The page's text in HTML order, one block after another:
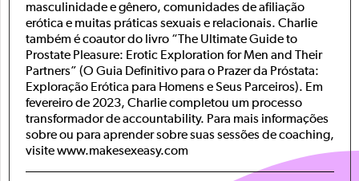
masculinidade e gênero, comunidades de afiliação
erótica e muitas práticas sexuais e relacionais. Charlie
também é coautor do livro “The Ultimate Guide to
Prostate Pleasure: Erotic Exploration for Men and Their
Partners” (O Guia Definitivo para o Prazer da Próstata:
Exploração Erótica para Homens e Seus Parceiros). Em
fevereiro de 2023, Charlie completou um processo
transformador de accountability. Para mais informações
sobre ou para aprender sobre suas sessões de coaching,
visite www.makesexeasy.com